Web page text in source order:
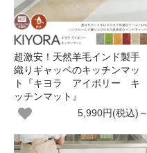
超激安！天然羊毛インド製手
織りギャッベのキッチンマッ
ト『キヨラ アイボリー キ
ッチンマット』
5,990円(税込)～